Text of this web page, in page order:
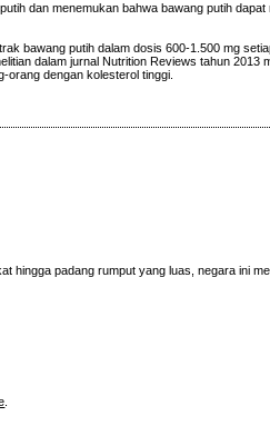
dan menemukan bahwa bawang putih
bawang putih dalam dosis 600-1.500 mg
dalam jurnal Nutrition Reviews tahun 2013
dengan kolesterol tinggi.
hingga padang rumput yang luas, negara ini